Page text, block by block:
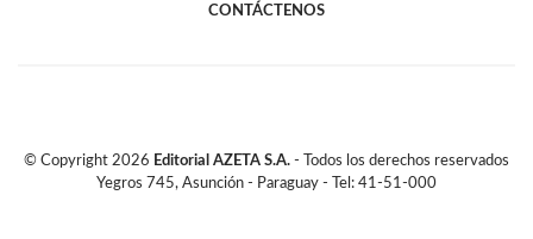
CONTÁCTENOS
© Copyright 2026 Editorial AZETA S.A. - Todos los derechos reservados
Yegros 745, Asunción - Paraguay - Tel: 41-51-000